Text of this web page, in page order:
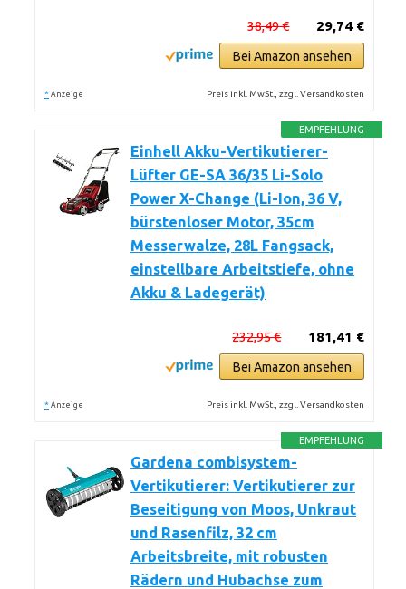
29,74 €
38,49 €
Bei Amazon ansehen
* Anzeige Preis inkl. MwSt., zzgl. Versandkosten
EMPFEHLUNG
Einhell Akku-Vertikutierer-
Lüfter GE-SA 36/35 Li-Solo
Power X-Change (Li-Ion, 36 V,
bürstenloser Motor, 35cm
Messerwalze, 28L Fangsack,
einstellbare Arbeitstiefe, ohne
Akku & Ladegerät)
181,41 €
232,95 €
Bei Amazon ansehen
* Anzeige Preis inkl. MwSt., zzgl. Versandkosten
EMPFEHLUNG
Gardena combisystem-
Vertikutierer: Vertikutierer zur
Beseitigung von Moos, Unkraut
und Rasenfilz, 32 cm
Arbeitsbreite, mit robusten
Rädern und Hubachse zum